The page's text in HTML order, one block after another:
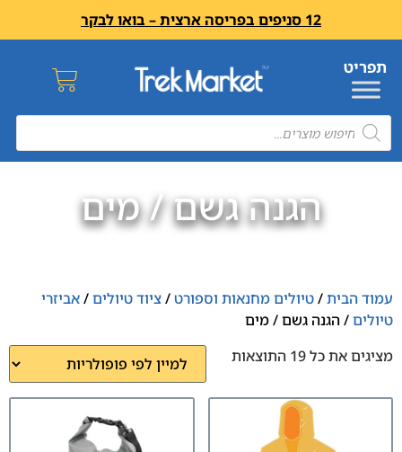
12 סניפים בפריסה ארצית – בואו לבקר
הגנה גשם / מים
עמוד הבית/טיולים מחנאות וספורט/ציוד טיולים/אביזרי
טיולים/ הגנה גשם / מים
מציגים את כל ⁦19⁩ התוצאות